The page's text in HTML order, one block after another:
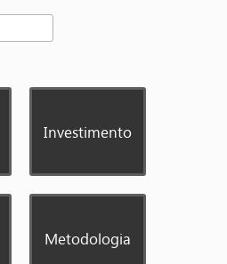
Investimento
Metodologia